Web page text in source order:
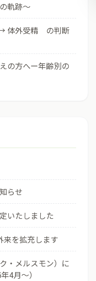
軌跡～
体外受精 の判断
の方へー年齢別の
らせ
いたしました
来を拡充します
・メルスモン）に
4月〜）